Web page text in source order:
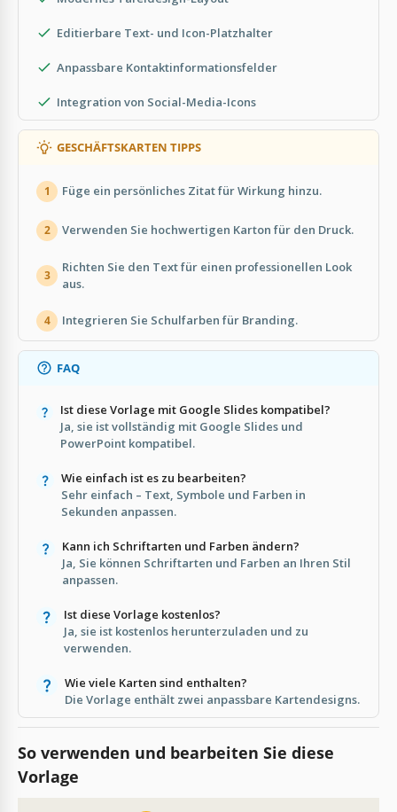
Editierbare Text- und Icon-Platzhalter
Anpassbare Kontaktinformationsfelder
Integration von Social-Media-Icons
GESCHÄFTSKARTEN TIPPS
1 Füge ein persönliches Zitat für Wirkung hinzu.
2 Verwenden Sie hochwertigen Karton für den Druck.
3
Richten Sie den Text für einen professionellen Look
aus.
4 Integrieren Sie Schulfarben für Branding.
FAQ
Ist diese Vorlage mit Google Slides kompatibel?
Ja, sie ist vollständig mit Google Slides und
PowerPoint kompatibel.
Wie einfach ist es zu bearbeiten?
Sehr einfach – Text, Symbole und Farben in
Sekunden anpassen.
Kann ich Schriftarten und Farben ändern?
Ja, Sie können Schriftarten und Farben an Ihren Stil
anpassen.
Ist diese Vorlage kostenlos?
Ja, sie ist kostenlos herunterzuladen und zu
verwenden.
Wie viele Karten sind enthalten?
Die Vorlage enthält zwei anpassbare Kartendesigns.
So verwenden und bearbeiten Sie diese
Vorlage